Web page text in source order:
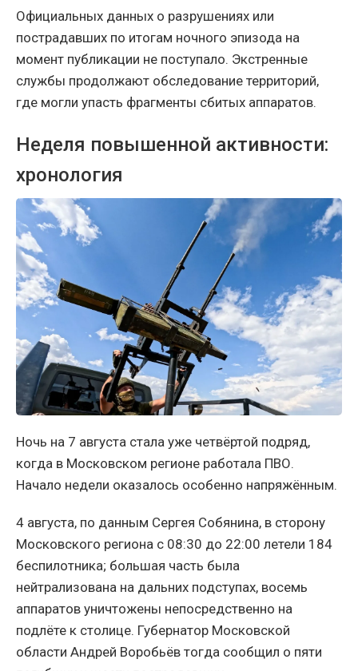
Официальных данных о разрушениях или
пострадавших по итогам ночного эпизода на
момент публикации не поступало. Экстренные
службы продолжают обследование территорий,
где могли упасть фрагменты сбитых аппаратов.
Неделя повышенной активности:
хронология
Ночь на 7 августа стала уже четвёртой подряд,
когда в Московском регионе работала ПВО.
Начало недели оказалось особенно напряжённым.
4 августа, по данным Сергея Собянина, в сторону
Московского региона с 08:30 до 22:00 летели 184
беспилотника; большая часть была
нейтрализована на дальних подступах, восемь
аппаратов уничтожены непосредственно на
подлёте к столице. Губернатор Московской
области Андрей Воробьёв тогда сообщил о пяти